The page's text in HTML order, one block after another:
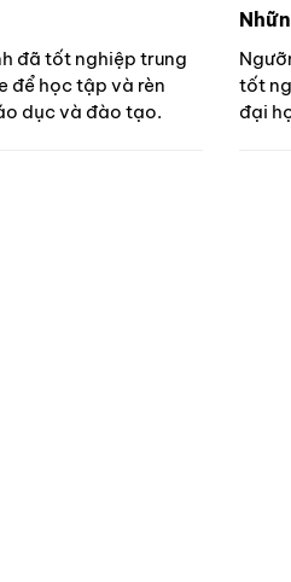
đã tốt nghiệp trung
để học tập và rèn
dục và đào tạo.
tốt
đại